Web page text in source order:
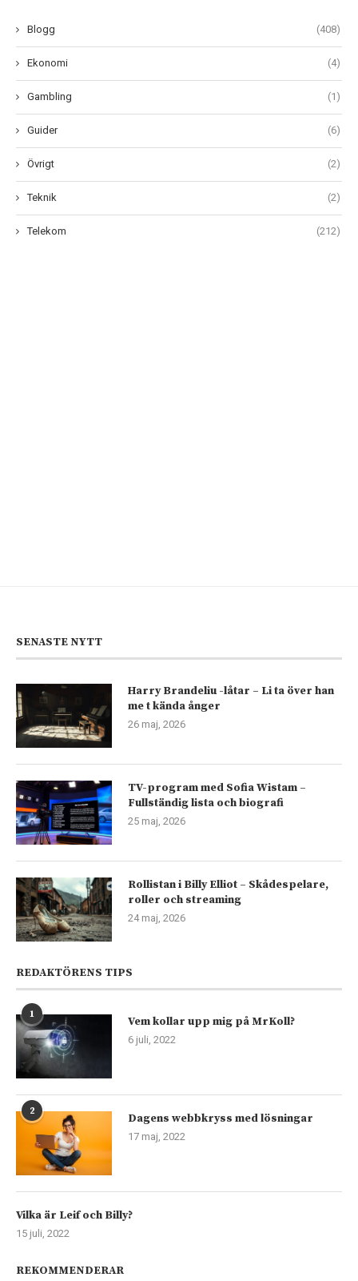
Blogg (408)
Ekonomi (4)
Gambling (1)
Guider (6)
Övrigt (2)
Teknik (2)
Telekom (212)
SENASTE NYTT
Harry Brandeliu -låtar – Li ta över han
me t kända ånger
26 maj, 2026
TV-program med Sofia Wistam –
Fullständig lista och biografi
25 maj, 2026
Rollistan i Billy Elliot – Skådespelare,
roller och streaming
24 maj, 2026
REDAKTÖRENS TIPS
1 Vem kollar upp mig på MrKoll?
6 juli, 2022
2 Dagens webbkryss med lösningar
17 maj, 2022
Vilka är Leif och Billy?
15 juli, 2022
REKOMMENDERAR